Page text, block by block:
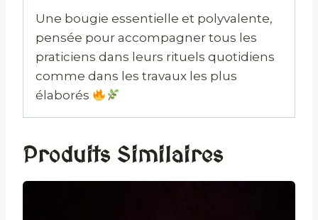
Une bougie essentielle et polyvalente,
pensée pour accompagner tous les
praticiens dans leurs rituels quotidiens
comme dans les travaux les plus
élaborés
Produits Similaires